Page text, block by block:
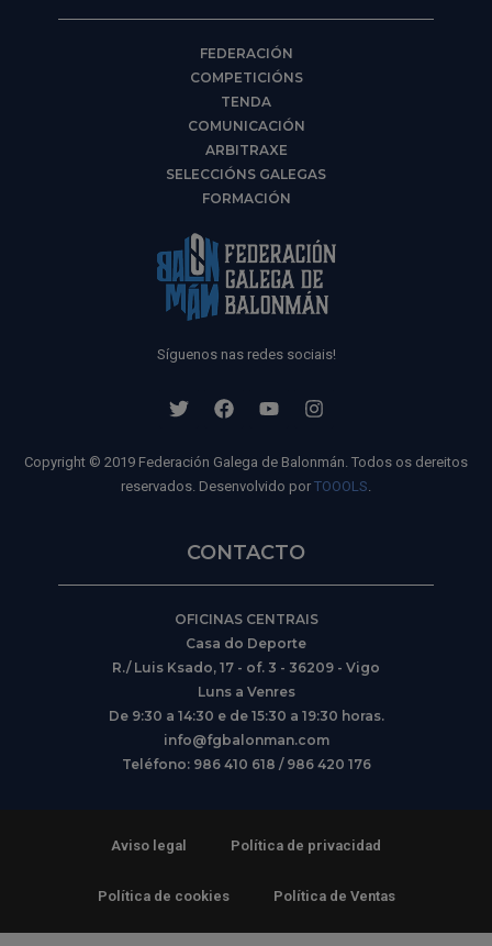
FEDERACIÓN
COMPETICIÓNS
TENDA
COMUNICACIÓN
ARBITRAXE
SELECCIÓNS GALEGAS
FORMACIÓN
Síguenos nas redes sociais!
Copyright © 2019 Federación Galega de Balonmán. Todos os dereitos
reservados. Desenvolvido por TOOOLS
CONTACTO
OFICINAS CENTRAIS
Casa do Deporte
R./ Luis Ksado, 17 - of. 3 - 36209 - Vigo
Luns a Venres
De 9:30 a 14:30 e de 15:30 a 19:30 horas.
info@fgbalonman.com
Teléfono: 986 410 618 / 986 420 176
Aviso legal Política de privacidad
Política de cookies Política de Ventas